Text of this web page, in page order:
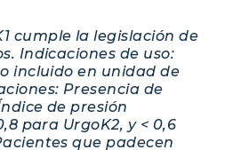
cumple la legislación de
Indicaciones de uso:
incluido en unidad de
Presencia de
de presión
para UrgoK2, y < 0,6
que padecen